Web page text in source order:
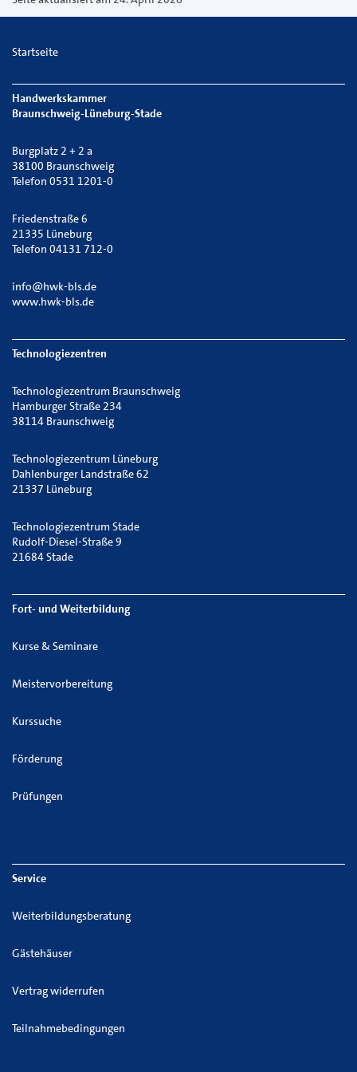
Startseite
Handwerkskammer
Braunschweig-Lüneburg-Stade
Burgplatz 2 + 2 a
38100 Braunschweig
Telefon 0531 1201-0
Friedenstraße 6
21335 Lüneburg
Telefon 04131 712-0
info@hwk-bls.de
www.hwk-bls.de
Technologiezentren
Technologiezentrum Braunschweig
Hamburger Straße 234
38114 Braunschweig
Technologiezentrum Lüneburg
Dahlenburger Landstraße 62
21337 Lüneburg
Technologiezentrum Stade
Rudolf-Diesel-Straße 9
21684 Stade
Fort- und Weiterbildung
Kurse & Seminare
Meistervorbereitung
Kurssuche
Förderung
Prüfungen
Service
Weiterbildungsberatung
Gästehäuser
Vertrag widerrufen
Teilnahmebedingungen